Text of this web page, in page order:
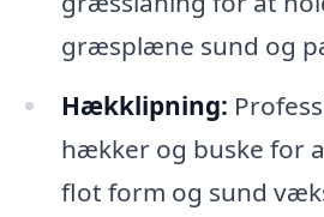
græsplæne sund og
Hækklipning:
hækker og buske for
flot form og sund